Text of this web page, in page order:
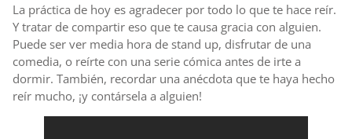
La práctica de hoy es agradecer por todo lo que te hace reír.
Y tratar de compartir eso que te causa gracia con alguien.
Puede ser ver media hora de stand up, disfrutar de una
comedia, o reírte con una serie cómica antes de irte a
dormir. También, recordar una anécdota que te haya hecho
reír mucho, ¡y contársela a alguien!